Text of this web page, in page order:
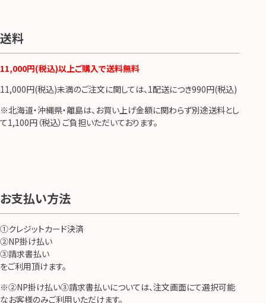
送料
11,000円(税込)以上ご購入で送料無料
11,000円(税込)未満のご注文に関しては、1配送につき990円(税込)
※北海道・沖縄県・離島は、お買い上げ金額に関わらず別途送料とし
て1,100円（税込）ご負担いただいております。
お支払い方法
①クレジットカード決済
②NP掛け払い
③請求書払い
をご利用頂けます。
※②NP掛け払い③請求書払いについては、注文画面にて選択可能
なお客様のみご利用いただけます。